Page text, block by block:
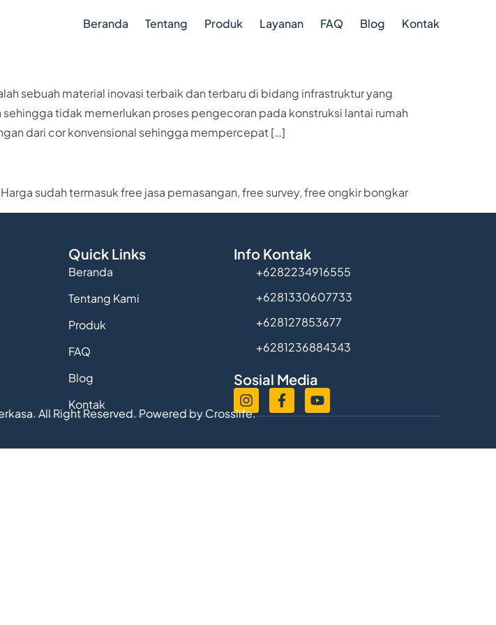
Beranda Tentang Produk Layanan FAQ Blog Kontak
sebuah material inovasi terbaik dan terbaru di bidang infrastruktur yang
tidak memerlukan proses pengecoran pada konstruksi lantai rumah
dari cor konvensional sehingga mempercepat […]
sudah termasuk free jasa pemasangan, free survey, free ongkir bongkar
Quick Links
Beranda
Tentang Kami
Produk
FAQ
Blog
Kontak
Info Kontak
+6282234916555
+6281330607733
+628127853677
+6281236884343
Sosial Media
All Right Reserved. Powered byCrosslife.